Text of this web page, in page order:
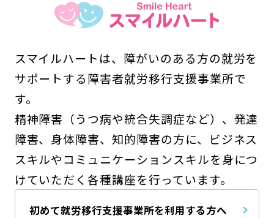
スマイルハートは、障がいのある方の就労を
サポートする障害者就労移行支援事業所で
す。
精神障害（うつ病や統合失調症など）、発達
障害、身体障害、知的障害の方に、ビジネス
スキルやコミュニケーションスキルを身につ
けていただく各種講座を行っています。
初めて就労移行支援事業所を利用する方へ